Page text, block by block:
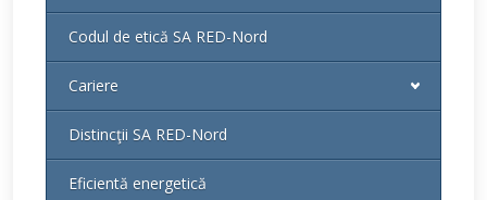
Codul de etică SA RED-Nord
Cariere
Distincţii SA RED-Nord
Eficientă energetică